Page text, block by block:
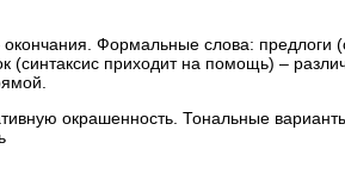
Формальные слова: предлоги
(синтаксис приходит на помощь) –
окрашенность. Тональные варианты